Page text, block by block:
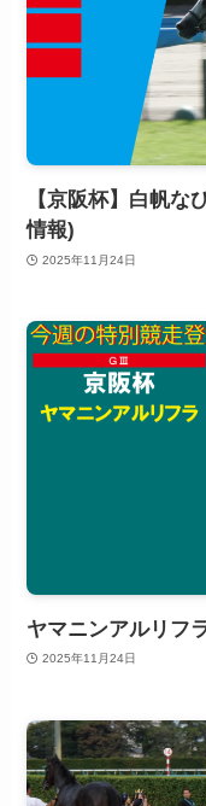
【京阪杯】白帆
情報)
2025年11月24日
ヤマニンアルリフ
2025年11月24日